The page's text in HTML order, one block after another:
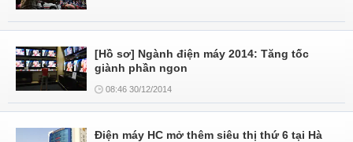
[Hồ sơ] Ngành điện máy 2014: Tăng tốc
giành phần ngon
08:46 30/12/2014
Điện máy HC mở thêm siêu thị thứ 6 tại Hà